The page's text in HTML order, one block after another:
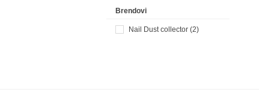
Brendovi
Nail Dust collector (2)